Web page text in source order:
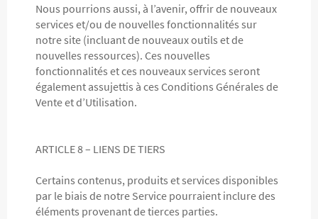
Nous pourrions aussi, à l’avenir, offrir de nouveaux
services et/ou de nouvelles fonctionnalités sur
notre site (incluant de nouveaux outils et de
nouvelles ressources). Ces nouvelles
fonctionnalités et ces nouveaux services seront
également assujettis à ces Conditions Générales de
Vente et d’Utilisation.
ARTICLE 8 – LIENS DE TIERS
Certains contenus, produits et services disponibles
par le biais de notre Service pourraient inclure des
éléments provenant de tierces parties.